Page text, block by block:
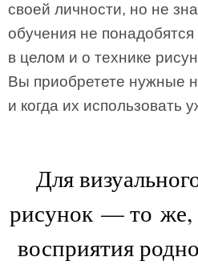
своей личности, но не
обучения не понадобятся
в целом и о технике
Вы приобретете нужные
и когда их использовать
Для
рисунок — то же,
восприятия